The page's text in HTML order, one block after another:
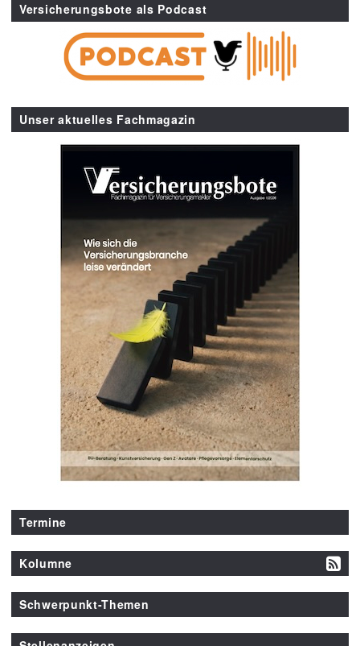
Versicherungsbote als Podcast
Unser aktuelles Fachmagazin
Termine
Kolumne
Schwerpunkt-Themen